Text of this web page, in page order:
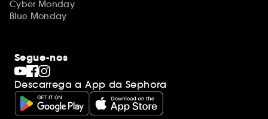
Cyber Monday
Blue Monday
Segue-nos
Descarrega a App da Sephora